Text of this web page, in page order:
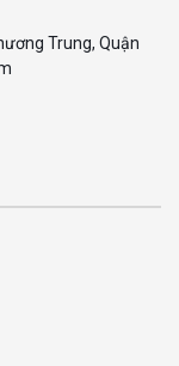
Trung, Quận